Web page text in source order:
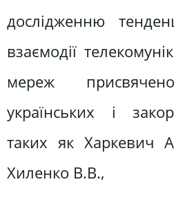
дослідженню
взаємодії
мереж
українських і
таких як Харкевич
Хиленко В.В.,